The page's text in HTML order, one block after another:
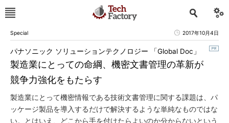
Special 2017年10月4日
製造業にとっての命綱、機密文書管理の革新が
競争力強化をもたらす
パナソニック ソリューションテクノロジー 「Global Doc」
製造業にとって機密情報である技術文書管理に関する課題は、パ
ッケージ製品を導入するだけで解決するような単純なものではな
い。とはいえ、どこから手を付けたらよいのか分からないという